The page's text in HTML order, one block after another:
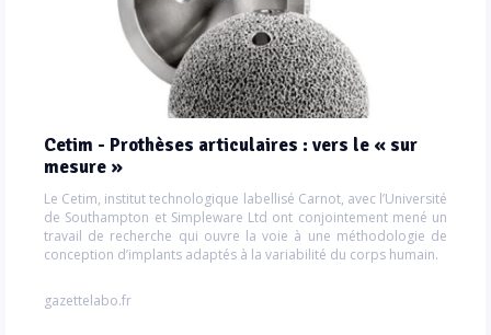
Cetim - Prothèses articulaires : vers le « sur
mesure »
Le Cetim, institut technologique labellisé Carnot, avec l’Université
de Southampton et Simpleware Ltd ont conjointement mené un
travail de recherche qui ouvre la voie à une méthodologie de
conception d’implants adaptés à la variabilité du corps humain.
gazettelabo.fr